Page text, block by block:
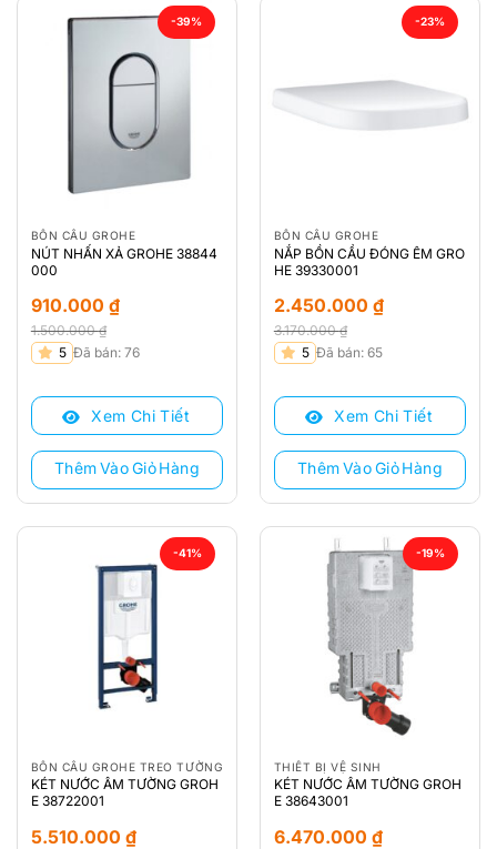
-39%
BỒN CẦU GROHE
NÚT NHẤN XẢ GROHE 38844
000
1.500.000₫
Giá
là:
1.500.000 ₫.
910.000 ₫
Giá
tại
910.000 ₫.
5 Đã bán: 76
Xem Chi Tiết
Thêm Vào Giỏ Hàng
-23%
BỒN CẦU GROHE
NẮP BỒN CẦU ĐÓNG ÊM GRO
HE 39330001
3.170.000₫
Giá
là:
3.170.000 ₫.
2.450.000 ₫
Giá
tại
2.450.000 ₫.
5 Đã bán: 65
Xem Chi Tiết
Thêm Vào Giỏ Hàng
-41%
BỒN CẦU GROHE TREO TƯỜNG
KÉT NƯỚC ÂM TƯỜNG GROH
E 38722001
5.510.000 ₫
-19%
THIẾT BỊ VỆ SINH
KÉT NƯỚC ÂM TƯỜNG GROH
E 38643001
6.470.000 ₫